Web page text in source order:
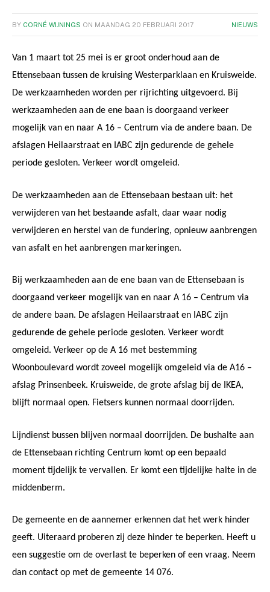
BY CORNÉ WIJNINGS ON MAANDAG 20 FEBRUARI 2017 NIEUWS
Van 1 maart tot 25 mei is er groot onderhoud aan de
Ettensebaan tussen de kruising Westerparklaan en Kruisweide.
De werkzaamheden worden per rijrichting uitgevoerd. Bij
werkzaamheden aan de ene baan is doorgaand verkeer
mogelijk van en naar A 16 – Centrum via de andere baan. De
afslagen Heilaarstraat en IABC zijn gedurende de gehele
periode gesloten. Verkeer wordt omgeleid.
De werkzaamheden aan de Ettensebaan bestaan uit: het
verwijderen van het bestaande asfalt, daar waar nodig
verwijderen en herstel van de fundering, opnieuw aanbrengen
van asfalt en het aanbrengen markeringen.
Bij werkzaamheden aan de ene baan van de Ettensebaan is
doorgaand verkeer mogelijk van en naar A 16 – Centrum via
de andere baan. De afslagen Heilaarstraat en IABC zijn
gedurende de gehele periode gesloten. Verkeer wordt
omgeleid. Verkeer op de A 16 met bestemming
Woonboulevard wordt zoveel mogelijk omgeleid via de A16 –
afslag Prinsenbeek. Kruisweide, de grote afslag bij de IKEA,
blijft normaal open. Fietsers kunnen normaal doorrijden.
Lijndienst bussen blijven normaal doorrijden. De bushalte aan
de Ettensebaan richting Centrum komt op een bepaald
moment tijdelijk te vervallen. Er komt een tijdelijke halte in de
middenberm.
De gemeente en de aannemer erkennen dat het werk hinder
geeft. Uiteraard proberen zij deze hinder te beperken. Heeft u
een suggestie om de overlast te beperken of een vraag. Neem
dan contact op met de gemeente 14 076.